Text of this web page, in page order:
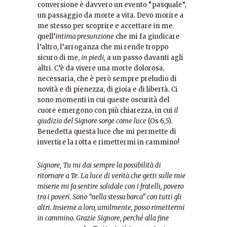
conversione è davvero un evento “pasquale”,
un passaggio da morte a vita. Devo morire a
me stesso per scoprire e accettare in me
quell’intima presunzione che mi fa giudicare
l’altro, l’arroganza che mi rende troppo
sicuro di me,in piedi, a un passo davanti agli
altri. C’è da vivere una morte dolorosa,
necessaria, che è però sempre preludio di
novità e di pienezza, di gioia e di libertà. Ci
sono momenti in cui queste oscurità del
cuore emergono con più chiarezza, in cuiil
giudizio del Signore sorge come luce (Os 6,5).
Benedetta questa luce che mi permette di
invertire la rotta e rimettermi in cammino!
Signore, Tu mi dai sempre la possibilità di
ritornare a Te. La luce di verità che getti sulle mie
miserie mi fa sentire solidale con i fratelli, povero
tra i poveri. Sono “nella stessa barca” con tutti gli
altri. Insieme a loro, umilmente, posso rimettermi
in cammino. Grazie Signore, perché alla fine